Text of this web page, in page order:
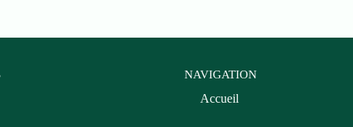
NAVIGATION
Accueil